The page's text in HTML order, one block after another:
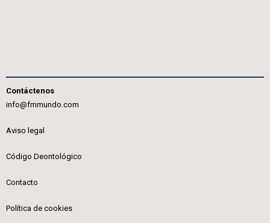
Contáctenos
info@fmmundo.com
Aviso legal
Código Deontológico
Contacto
Política de cookies